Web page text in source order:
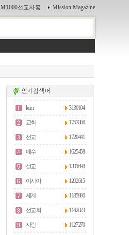
M1000선교사홈 Mission Magazine
인기검색어
kcm 3130104
교회 1757806
선교 1720441
예수 1625458
설교 1301698
아시아 1202615
세계 1185986
선교회 1142023
사랑 1127270